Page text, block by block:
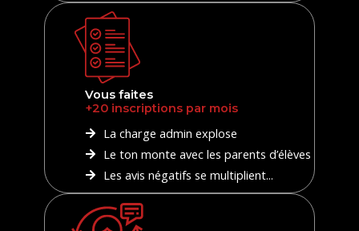
Vous faites
+20 inscriptions par mois
La charge admin explose
Le ton monte avec les parents d’élèves
Les avis négatifs se multiplient...